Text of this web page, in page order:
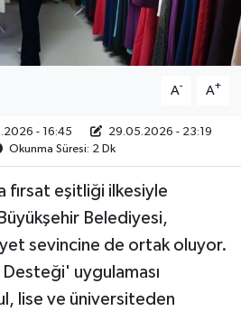
A- A+
- 16:45
29.05.2026 - 23:19
Okunma Süresi: 2 Dk
fırsat eşitliği ilkesiyle
Belediyesi,
sevincine de ortak oluyor.
uygulaması
lise ve üniversiteden